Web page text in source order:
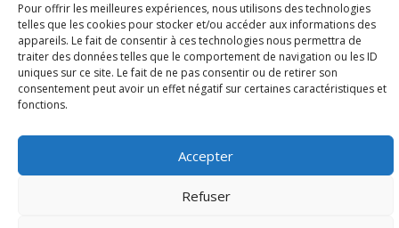
Pour offrir les meilleures expériences, nous utilisons des technologies
telles que les cookies pour stocker et/ou accéder aux informations des
appareils. Le fait de consentir à ces technologies nous permettra de
traiter des données telles que le comportement de navigation ou les ID
uniques sur ce site. Le fait de ne pas consentir ou de retirer son
consentement peut avoir un effet négatif sur certaines caractéristiques et
fonctions.
Accepter
Refuser
Étude d’évaluabilité des Structures
d’accompagnement à l’autocréation d’emploi (SAACE)
01 Juil 2026
Pénurie du personnel infirmier :quels indicateurs
d’offre de soins pour comprendre la situation en